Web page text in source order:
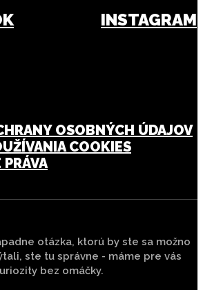
INSTAGRAM
OSOBNÝCH ÚDAJOV
COOKIES
otázka, ktorú by ste sa možno
ste tu správne - máme pre vás
bez omáčky.